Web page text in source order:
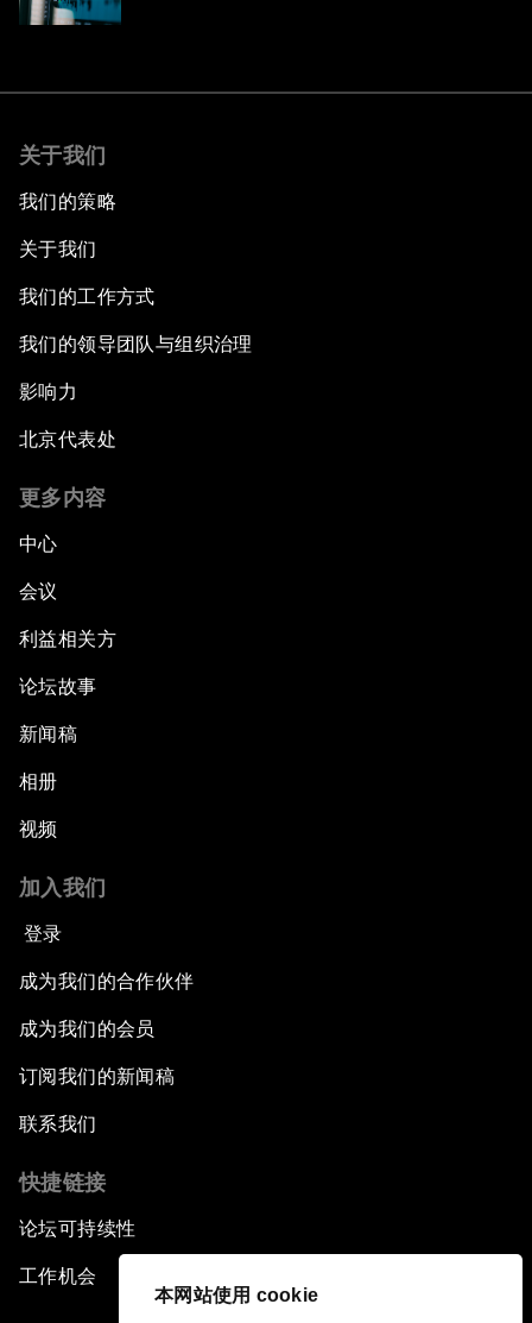
本网站使用 cookie
关于我们
我们的策略
关于我们
我们的工作方式
我们的领导团队与组织治理
影响力
北京代表处
更多内容
中心
会议
利益相关方
论坛故事
新闻稿
相册
视频
加入我们
登录
成为我们的合作伙伴
成为我们的会员
订阅我们的新闻稿
联系我们
快捷链接
论坛可持续性
工作机会